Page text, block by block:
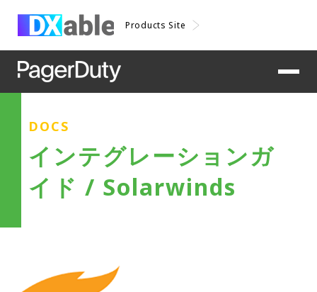
Products Site
DOCS
インテグレーションガ
イド / Solarwinds